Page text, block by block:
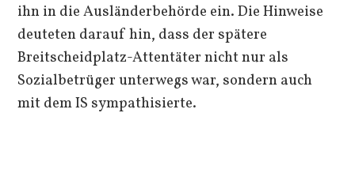
ihn in die Ausländerbehörde ein. Die Hinweise
deuteten darauf hin, dass der spätere
Breitscheidplatz-Attentäter nicht nur als
Sozialbetrüger unterwegs war, sondern auch
mit dem IS sympathisierte.